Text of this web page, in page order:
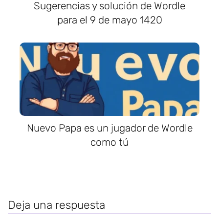
Sugerencias y solución de Wordle
para el 9 de mayo 1420
Nuevo Papa es un jugador de Wordle
como tú
Deja una respuesta